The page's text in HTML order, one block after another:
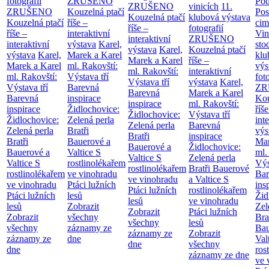
ZRUŠENO
Kouzelná ptačí
říše –
interaktivní
výstava Karel,
Marek a Karel
ml. Rakovští:
Výstava tří
Barevná
inspirace
Židlochovice:
Zelená perla
Bratři
Bauerové a
Valtice S
rostlinolékařem
ve vinohradu
Ptáci lužních
lesů
Zobrazit
všechny
záznamy ze
dne
Kouzelná ptačí
říše –
interaktivní
výstava Karel,
Marek a Karel
ml. Rakovští:
Výstava tří
Barevná
inspirace
Židlochovice:
Zelená perla
Bratři
Bauerové a
Valtice S
rostlinolékařem
ve vinohradu
Ptáci lužních
lesů
Zobrazit
všechny
záznamy ze
dne
ZRUŠENO
Kouzelná ptačí
říše –
interaktivní
výstava Karel,
Marek a Karel
ml. Rakovští:
Výstava tří
Barevná
inspirace
Židlochovice:
Zelená perla
Bratři
Bauerové a
Valtice S
rostlinolékařem
ve vinohradu
Ptáci lužních
lesů
Zobrazit
všechny
záznamy ze
dne
vinicích 11.
klubová výstava
fotografií
ZRUŠENO
Kouzelná ptačí
říše –
interaktivní
výstava Karel,
Marek a Karel
ml. Rakovští:
Výstava tří
Barevná
inspirace
Židlochovice:
Zelená perla
Bratři Bauerové
a Valtice S
rostlinolékařem
ve vinohradu
Ptáci lužních
lesů
Zobrazit
všechny
záznamy ze dne
ml.
ve